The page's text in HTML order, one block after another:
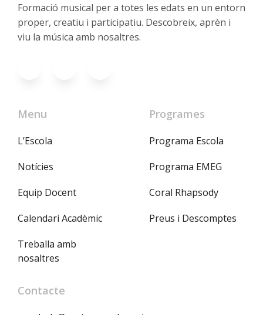
Formació musical per a totes les edats en un entorn
proper, creatiu i participatiu. Descobreix, aprèn i
viu la música amb nosaltres.
Menu
L’Escola
Notícies
Equip Docent
Calendari Acadèmic
Treballa amb
nosaltres
Programes
Programa Escola
Programa EMEG
Coral Rhapsody
Preus i Descomptes
Contacte